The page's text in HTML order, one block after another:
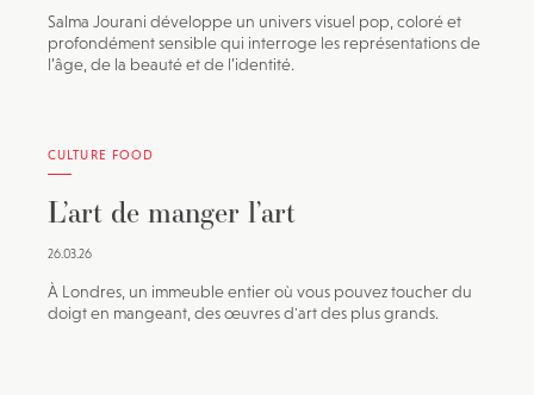
Salma Jourani développe un univers visuel pop, coloré et
profondément sensible qui interroge les représentations de
l’âge, de la beauté et de l’identité.
CULTURE FOOD
L’art de manger l’art
26.03.26
À Londres, un immeuble entier où vous pouvez toucher du
doigt en mangeant, des œuvres d'art des plus grands.